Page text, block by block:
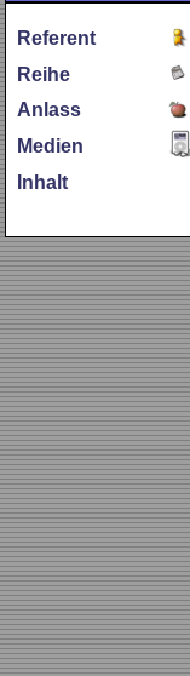
Referent
Reihe
Anlass
Medien
Inhalt